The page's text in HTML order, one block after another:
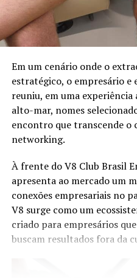
Em um cenário onde o
estratégico, o empresário
reuniu, em uma
alto-mar, nomes
encontro que transcende o
networking.
À frente do V8 Club Brasil
apresenta ao mercado um
conexões empresariais no
V8 surge como um
criado para empresários
buscam resultados fora da